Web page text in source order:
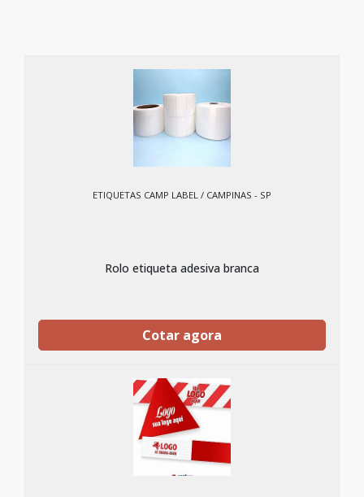
ETIQUETAS CAMP LABEL / CAMPINAS - SP
Rolo etiqueta adesiva branca
Cotar agora